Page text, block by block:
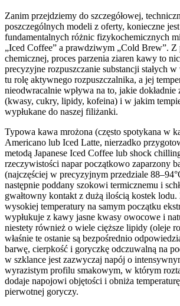
Zanim przejdziemy do szczegółowej,
poszczególnych modeli z oferty, konieczne
fundamentalnych różnic fizykochemicznych
„Iced Coffee” a prawdziwym „Cold Brew”. Z
chemicznej, proces parzenia ziaren kawy to
precyzyjne rozpuszczanie substancji stałych
tu rolę aktywnego rozpuszczalnika, a jej
nieodwracalnie wpływa na to, jakie
(kwasy, cukry, lipidy, kofeina) i w jakim
wypłukane do naszej filiżanki.
Typowa kawa mrożona (często spotykana w
Americano lub Iced Latte, nierzadko
metodą Japanese Iced Coffee lub shock
rzeczywistości napar początkowo zaparzony
(najczęściej w precyzyjnym przedziale
następnie poddany szokowi termicznemu i
gwałtowny kontakt z dużą ilością kostek lodu.
wysokiej temperatury na samym początku
wypłukuje z kawy jasne kwasy owocowe i
niestety również o wiele cięższe lipidy (oleje
właśnie te ostanie są bezpośrednio
barwę, cierpkość i goryczkę odczuwalną na
w szklance jest zazwyczaj napój o
wyrazistym profilu smakowym, w którym
dodaje napojowi objętości i obniża
pierwotnej goryczy.